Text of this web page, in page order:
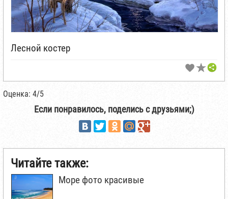
Лесной костер
Оценка: 4/5
Если понравилось, поделись с друзьями;)
Читайте также:
Море фото красивые